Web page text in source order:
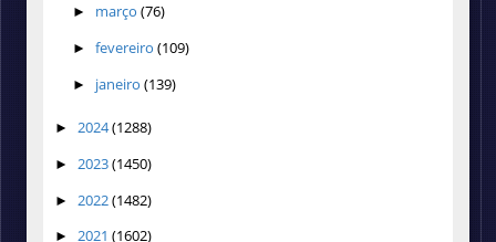
► março (76)
► fevereiro (109)
► janeiro (139)
► 2024(1288)
► 2023(1450)
► 2022(1482)
► 2021 (1602)